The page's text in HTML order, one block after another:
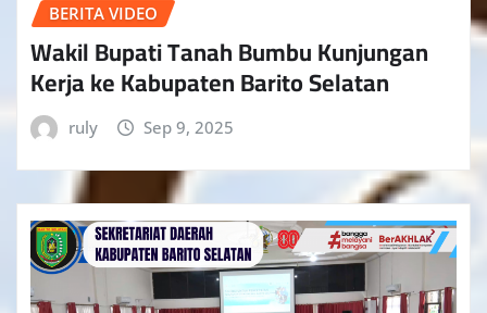
BERITA VIDEO
Wakil Bupati Tanah Bumbu Kunjungan
Kerja ke Kabupaten Barito Selatan
ruly Sep 9, 2025